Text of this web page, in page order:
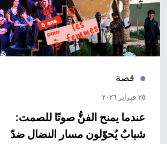
قصة
٢٥ فبراير ٢٠٢٦
عندما يمنح الفنُّ صوتًا للصمت:
شبابٌ يُحوّلون مسار النضال ضدّ